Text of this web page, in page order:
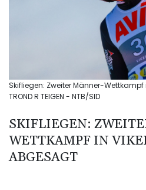
Skifliegen: Zweiter Männer-
TROND R TEIGEN - NTB/SID
SKIFLIEGEN:
WETTKAMPF IN
ABGESAGT